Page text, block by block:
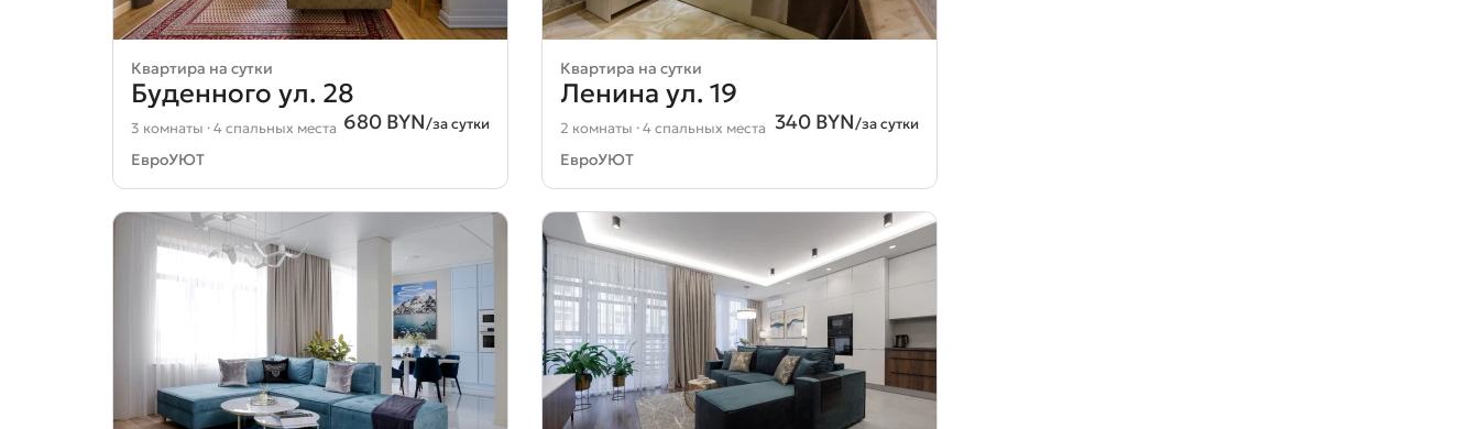
Квартира на сутки
Буденного ул. 28
680 BYN/за сутки
3 комнаты · 4 спальных места
ЕвроУЮТ
Квартира на сутки
Ленина ул. 19
340 BYN/за сутки
2 комнаты · 4 спальных места
ЕвроУЮТ